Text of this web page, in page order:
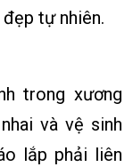
tự nhiên.
trong xương
và vệ sinh
lắp phải liên